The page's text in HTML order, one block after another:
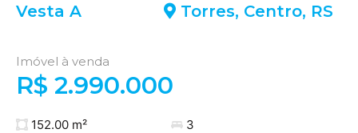
Vesta A Torres, Centro, RS
Imóvel à venda
R$ 2.990.000
152.00 m²
3